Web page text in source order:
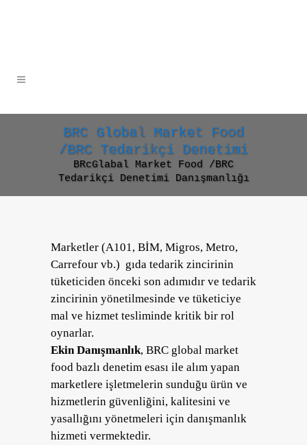
BRC Global Market Food
/BRC Tedarikçi Denetimi
BRcGlabal Market Food /BRC
Tedarikçi Denetimi Danışmanlığı
Marketler (A101, BİM, Migros, Metro,
Carrefour vb.) gıda tedarik zincirinin
tüketiciden önceki son adımıdır ve tedarik
zincirinin yönetilmesinde ve tüketiciye
mal ve hizmet tesliminde kritik bir rol
oynarlar.
Ekin Danışmanlık, BRC global market
food bazlı denetim esası ile alım yapan
marketlere işletmelerin sunduğu ürün ve
hizmetlerin güvenliğini, kalitesini ve
yasallığını yönetmeleri için danışmanlık
hizmeti vermektedir.